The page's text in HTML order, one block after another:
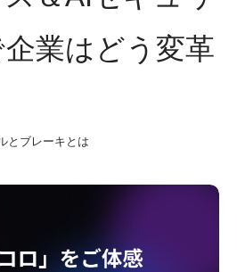
業はどう変革
とブレーキとは